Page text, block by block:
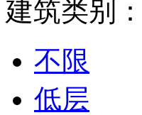
建筑类别：
不限
低层